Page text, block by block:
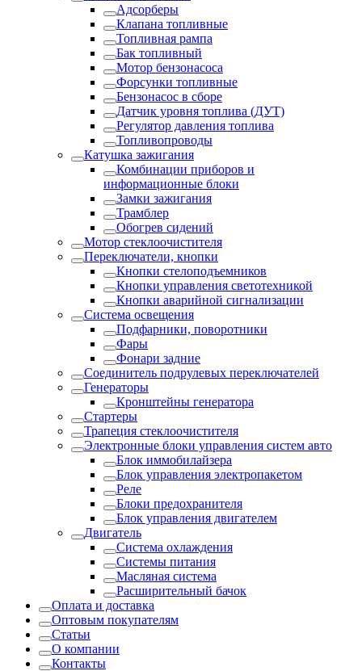
Адсорберы
Клапана топливные
Топливная рампа
Бак топливный
Мотор бензонасоса
Форсунки топливные
Бензонасос в сборе
Датчик уровня топлива (ДУТ)
Регулятор давления топлива
Топливопроводы
Катушка зажигания
Комбинации приборов и
информационные блоки
Замки зажигания
Трамблер
Обогрев сидений
Мотор стеклоочистителя
Переключатели, кнопки
Кнопки стелоподъемников
Кнопки управления светотехникой
Кнопки аварийной сигнализации
Система освещения
Подфарники, поворотники
Фары
Фонари задние
Соединитель подрулевых переключателей
Генераторы
Кронштейны генератора
Стартеры
Трапеция стеклоочистителя
Электронные блоки управления систем авто
Блок иммобилайзера
Блок управления электропакетом
Реле
Блоки предохранителя
Блок управления двигателем
Двигатель
Система охлаждения
Системы питания
Масляная система
Расширительный бачок
Оплата и доставка
Оптовым покупателям
Статьи
О компании
Контакты